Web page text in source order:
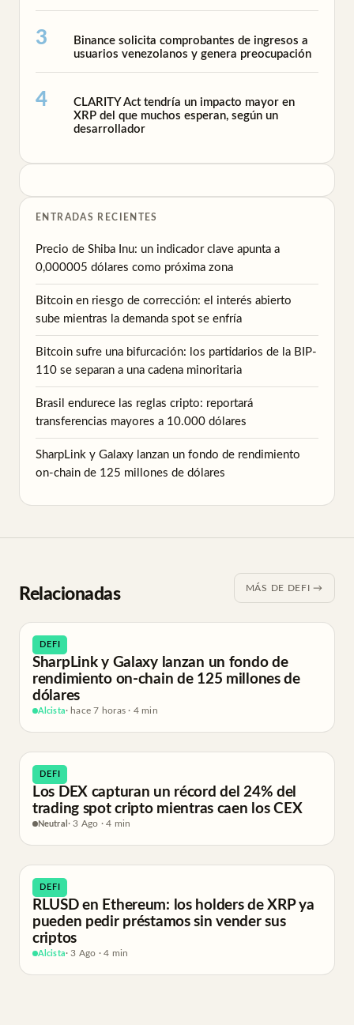
Binance solicita comprobantes de ingresos a
usuarios venezolanos y genera preocupación
CLARITY Act tendría un impacto mayor en
XRP del que muchos esperan, según un
desarrollador
ENTRADAS RECIENTES
Precio de Shiba Inu: un indicador clave apunta a
0,000005 dólares como próxima zona
Bitcoin en riesgo de corrección: el interés abierto
sube mientras la demanda spot se enfría
Bitcoin sufre una bifurcación: los partidarios de la BIP-
110 se separan a una cadena minoritaria
Brasil endurece las reglas cripto: reportará
transferencias mayores a 10.000 dólares
SharpLink y Galaxy lanzan un fondo de rendimiento
on-chain de 125 millones de dólares
Relacionadas MÁS DE DEFI →
DEFI
SharpLink y Galaxy lanzan un fondo de
rendimiento on-chain de 125 millones de
dólares
Alcista· hace 7 horas · 4 min
DEFI
Los DEX capturan un récord del 24% del
trading spot cripto mientras caen los CEX
Neutral · 3 Ago · 4 min
DEFI
RLUSD en Ethereum: los holders de XRP ya
pueden pedir préstamos sin vender sus
criptos
Alcista· 3 Ago · 4 min